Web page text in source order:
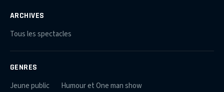
ARCHIVES
Tous les spectacles
GENRES
Jeune public
Humour et One man show